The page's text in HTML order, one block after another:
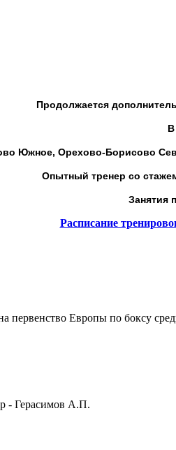
Продолжается
Южное, Орехово-Борисово
Опытный тренер со
Занятия
Расписание
первенство Европы по боксу
- Герасимов А.П.